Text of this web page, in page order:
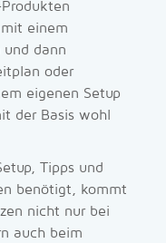
einem
dann
oder
eigenen Setup
der Basis wohl
Tipps und
benötigt, kommt
nicht nur bei
auch beim